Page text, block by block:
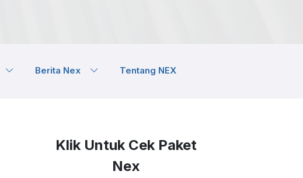
Berita Nex Tentang NEX
Klik Untuk Cek Paket
Nex